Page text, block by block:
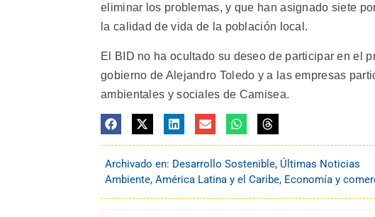
eliminar los problemas, y que han asignado siete
la calidad de vida de la población local.
El BID no ha ocultado su deseo de participar en el
gobierno de Alejandro Toledo y a las empresas
ambientales y sociales de Camisea.
Archivado en: Desarrollo Sostenible, Últimas Noticias
Ambiente, América Latina y el Caribe, Economía y